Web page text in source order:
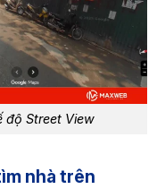
độ Street View
nhà trên